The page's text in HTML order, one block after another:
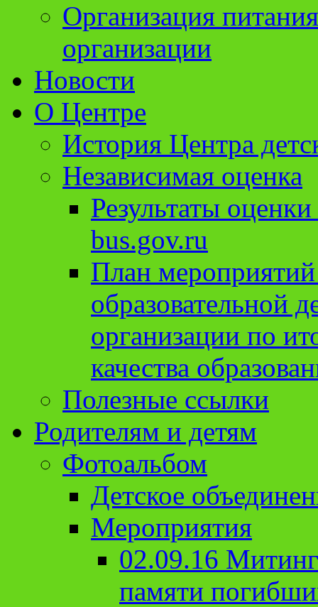
Организация
организации
Новости
О Центре
История Центра
Независимая оценка
Результаты
bus.gov.ru
План
образовательной
организации по
качества
Полезные ссылки
Родителям и детям
Фотоальбом
Детское
Мероприятия
02.09.16
памяти